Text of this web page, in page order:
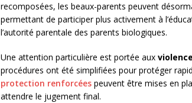
recomposées, les beaux-parents peuvent
permettant de participer plus activement à
l’autorité parentale des parents biologiques.
Une attention particulière est portée aux
procédures ont été simplifiées pour protéger
protection renforcées peuvent être mises en
attendre le jugement final.